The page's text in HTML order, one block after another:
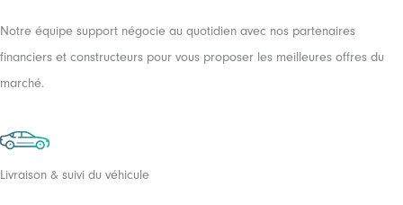
Notre équipe support négocie au quotidien avec nos partenaires
financiers et constructeurs pour vous proposer les meilleures offres du
marché.
Livraison & suivi du véhicule